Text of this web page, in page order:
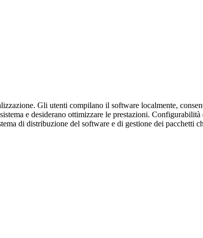
Gli utenti compilano il software localmente,
e desiderano ottimizzare le prestazioni.
di distribuzione del software e di gestione dei pacchetti